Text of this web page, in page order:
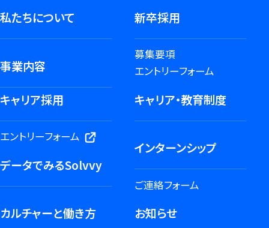
私たちについて
事業内容
新卒採用
募集要項
エントリーフォーム
キャリア・教育制度
キャリア採用
エントリーフォーム
データでみるSolvvy
インターンシップ
ご連絡フォーム
お知らせ
カルチャーと働き方